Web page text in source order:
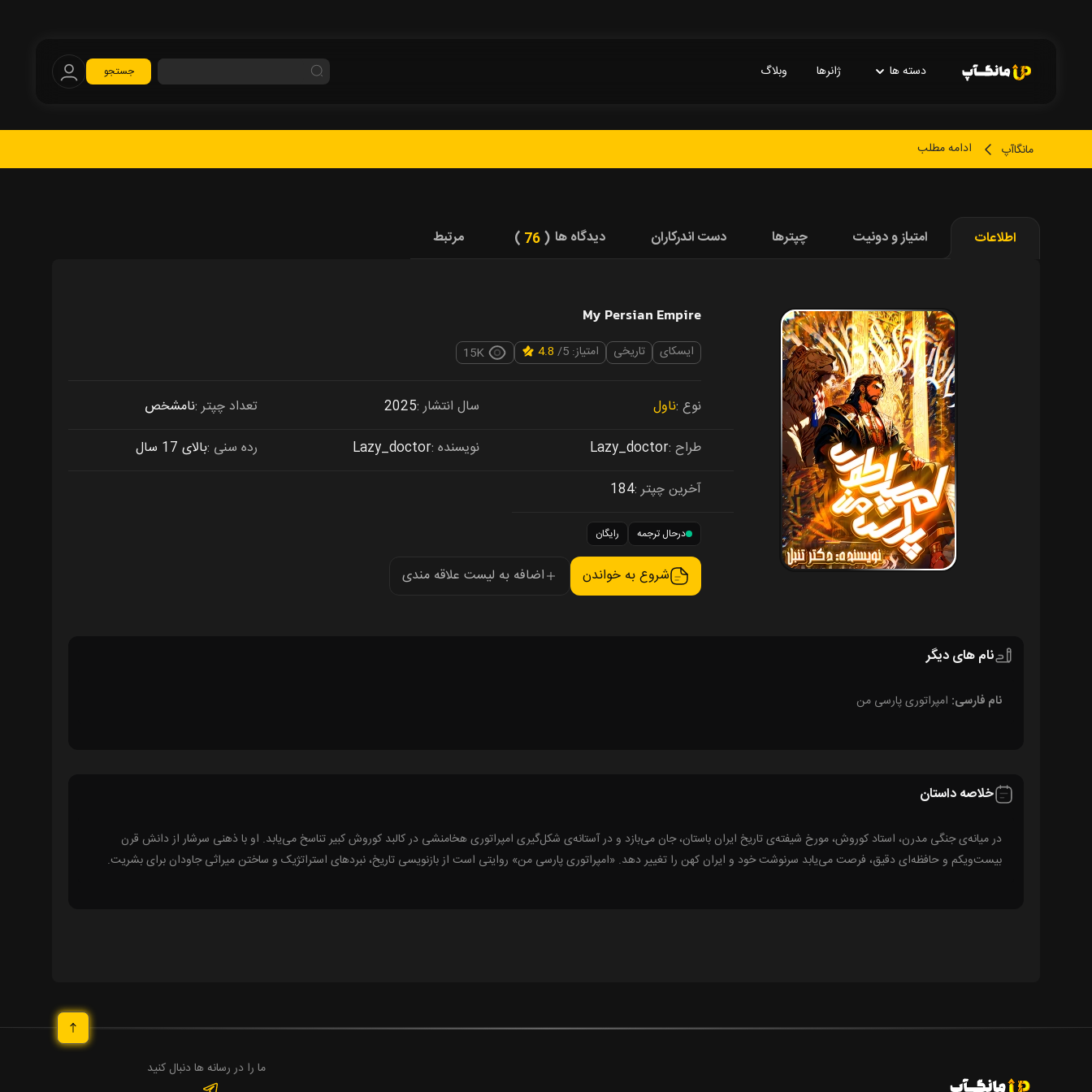
دسته ها ژانرها وبلاگ جستجو
مانگاآپ ادامه مطلب
اطلاعات امتیاز و دونیت چپترها دست اندرکاران دیدگاه ها 76 مرتبط
My Persian Empire
ایسکای تاریخی امتیاز: 5/ 4.8
15K
نوع ناول سال انتشار 2025 تعداد چپتر نامشخص
طراح Lazy_doctor نویسنده Lazy_doctor رده سنی بالای 17 سال
آخرین چپتر 184
درحال ترجمه رایگان
شروع به خواندن اضافه به لیست علاقه مندی
نام های دیگر
نام فارسی: امپراتوری پارسی من
خلاصه داستان
در میانه‌ی جنگی مدرن، استاد کوروش، مورخ شیفته‌ی تاریخ ایران باستان، جان می‌بازد و در آستانه‌ی شکل‌گیری امپراتوری هخامنشی در کالبد کوروش کبیر تناسخ می‌یابد. او با ذهنی سرشار از دانش قرن
بیست‌ویکم و حافظه‌ای دقیق، فرصت می‌یابد سرنوشت خود و ایران کهن را تغییر دهد. «امپراتوری پارسی من» روایتی است از بازنویسی تاریخ، نبردهای استراتژیک و ساختن میراثی جاودان برای بشریت.
ما را در رسانه ها دنبال کنید